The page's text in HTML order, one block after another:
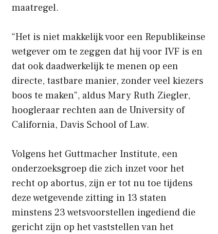
maatregel.
“Het is niet makkelijk voor een Republikeinse
wetgever om te zeggen dat hij voor IVF is en
dat ook daadwerkelijk te menen op een
directe, tastbare manier, zonder veel kiezers
boos te maken”, aldus Mary Ruth Ziegler,
hoogleraar rechten aan de University of
California, Davis School of Law.
Volgens het Guttmacher Institute, een
onderzoeksgroep die zich inzet voor het
recht op abortus, zijn er tot nu toe tijdens
deze wetgevende zitting in 13 staten
minstens 23 wetsvoorstellen ingediend die
gericht zijn op het vaststellen van het